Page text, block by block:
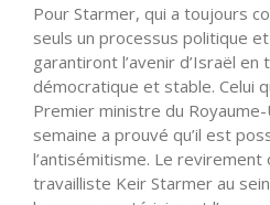
Pour Starmer, qui a toujours
seuls un processus politique
garantiront l’avenir d’Israël en
démocratique et stable. Celui
Premier ministre du
semaine a prouvé qu’il est
l’antisémitisme. Le
travailliste Keir Starmer au